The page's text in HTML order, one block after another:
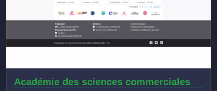
Académie des sciences commerciales